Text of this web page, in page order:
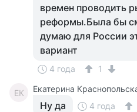
времен проводить
реформы.Была бы
думаю для России
вариант
4 года 1
ЕК Екатерина
Ну да 4 года